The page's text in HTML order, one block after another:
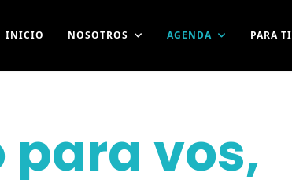
INICIO NOSOTROS AGENDA PARA TI
para vos,